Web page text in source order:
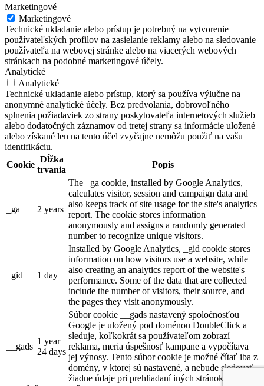
Marketingové
Marketingové
Technické ukladanie alebo prístup je potrebný na vytvorenie
používateľských profilov na zasielanie reklamy alebo na sledovanie
používateľa na webovej stránke alebo na viacerých webových
stránkach na podobné marketingové účely.
Analytické
Analytické
Technické ukladanie alebo prístup, ktorý sa používa výlučne na
anonymné analytické účely. Bez predvolania, dobrovoľného
splnenia požiadaviek zo strany poskytovateľa internetových služieb
alebo dodatočných záznamov od tretej strany sa informácie uložené
alebo získané len na tento účel zvyčajne nemôžu použiť na vašu
identifikáciu.
Cookie
Dĺžka
trvania
Popis
_ga 2 years
The _ga cookie, installed by Google Analytics,
calculates visitor, session and campaign data and
also keeps track of site usage for the site's analytics
report. The cookie stores information
anonymously and assigns a randomly generated
number to recognize unique visitors.
_gid 1 day
Installed by Google Analytics, _gid cookie stores
information on how visitors use a website, while
also creating an analytics report of the website's
performance. Some of the data that are collected
include the number of visitors, their source, and
the pages they visit anonymously.
__gads
1 year
24 days
Súbor cookie __gads nastavený spoločnosťou
Google je uložený pod doménou DoubleClick a
sleduje, koľkokrát sa používateľom zobrazí
reklama, meria úspešnosť kampane a vypočítava
jej výnosy. Tento súbor cookie je možné čítať iba z
domény, v ktorej sú nastavené, a nebude sledovať
žiadne údaje pri prehliadaní iných stránok.